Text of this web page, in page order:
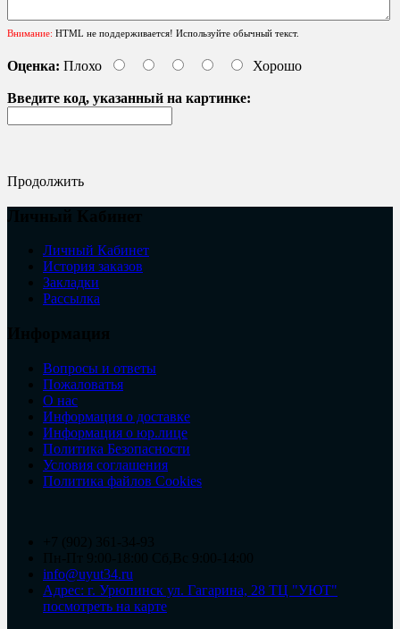
Внимание: HTML не поддерживается! Используйте обычный текст.
Оценка: Плохо Хорошо
Введите код, указанный на картинке:
Продолжить
Личный Кабинет
История заказов
Закладки
Рассылка
Вопросы и ответы
Пожаловатья
О нас
Информация о доставке
Информация о юр.лице
Политика Безопасности
Условия соглашения
Политика файлов Cookies
info@uyut34.ru
Адрес: г. Урюпинск ул. Гагарина, 28 ТЦ "УЮТ"
посмотреть на карте